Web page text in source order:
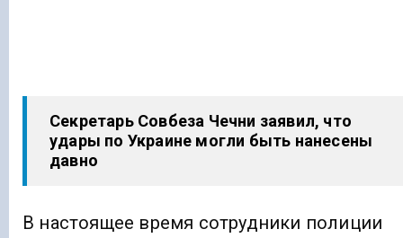
Секретарь Совбеза Чечни заявил, что
удары по Украине могли быть нанесены
давно
В настоящее время сотрудники полиции